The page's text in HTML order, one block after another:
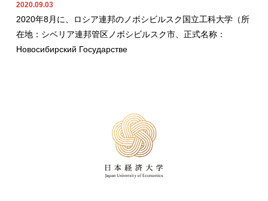
2020.09.03
2020年8月に、ロシア連邦のノボシビルスク国立工科大学（所
在地：シベリア連邦管区ノボシビルスク市、正式名称：
Новосибирский Государстве